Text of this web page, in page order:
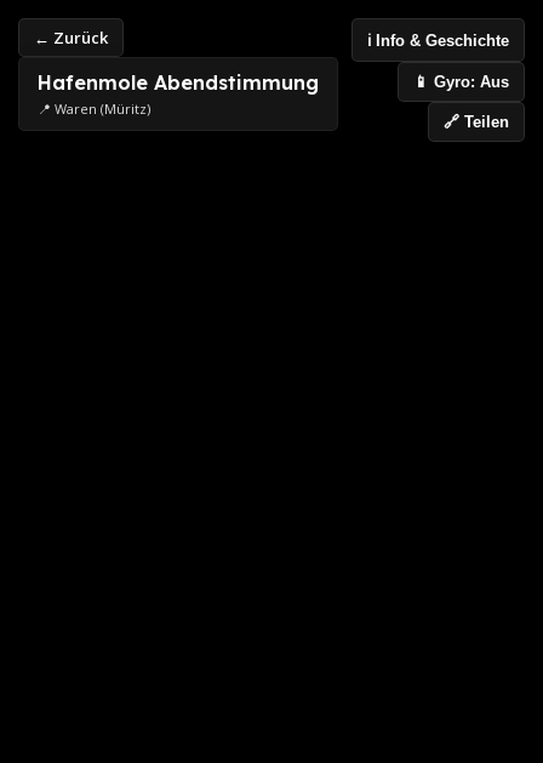
← Zurück
Hafenmole Abendstimmung
📍 Waren (Müritz)
ℹ️ Info & Geschichte
📱 Gyro: Aus
🔗 Teilen